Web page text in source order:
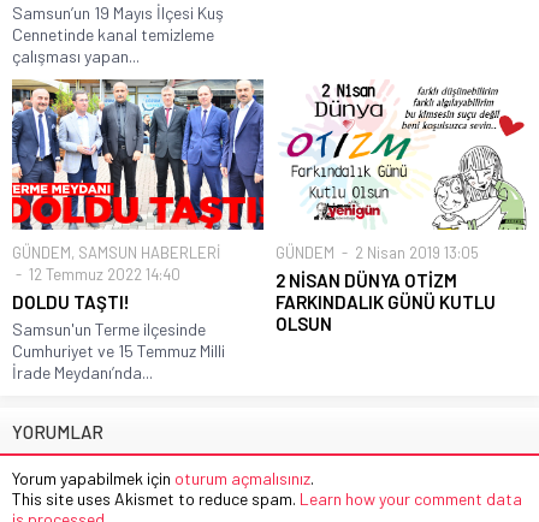
Samsun’un 19 Mayıs İlçesi Kuş
Cennetinde kanal temizleme
çalışması yapan...
GÜNDEM, SAMSUN HABERLERİ
12 Temmuz 2022 14:40
DOLDU TAŞTI!
Samsun'un Terme ilçesinde
Cumhuriyet ve 15 Temmuz Milli
İrade Meydanı’nda...
GÜNDEM 2 Nisan 2019 13:05
2 NİSAN DÜNYA OTİZM
FARKINDALIK GÜNÜ KUTLU
OLSUN
YORUMLAR
Yorum yapabilmek için oturum açmalısınız.
This site uses Akismet to reduce spam. Learn how your comment data